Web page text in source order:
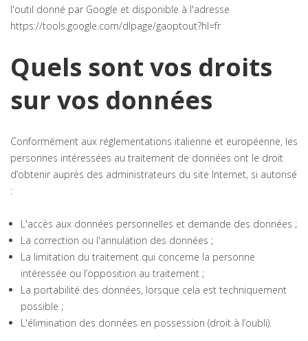
l'outil donné par Google et disponible à l'adresse
https://tools.google.com/dlpage/gaoptout?hl=fr
Quels sont vos droits
sur vos données
Conformément aux réglementations italienne et européenne, les
personnes intéressées au traitement de données ont le droit
d’obtenir auprès des administrateurs du site Internet, si autorisé
:
L'accès aux données personnelles et demande des données ;
La correction ou l'annulation des données ;
La limitation du traitement qui concerne la personne
intéressée ou l’opposition au traitement ;
La portabilité des données, lorsque cela est techniquement
possible ;
L'élimination des données en possession (droit à l’oubli).